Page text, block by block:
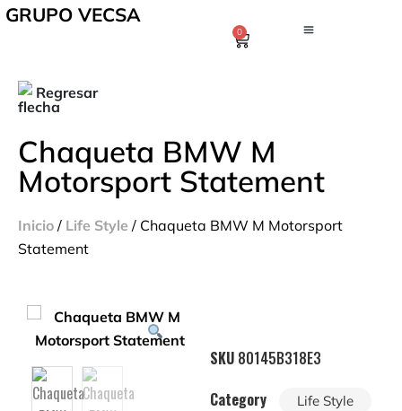
GRUPO VECSA
0
Regresar
Chaqueta BMW M
Motorsport Statement
Inicio / Life Style / Chaqueta BMW M Motorsport
Statement
SKU 80145B318E3
Category
Life Style